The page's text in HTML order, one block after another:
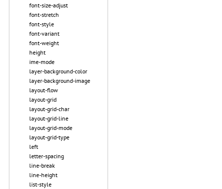
font-size-adjust
font-stretch
font-style
font-variant
font-weight
height
ime-mode
layer-background-color
layer-background-image
layout-flow
layout-grid
layout-grid-char
layout-grid-line
layout-grid-mode
layout-grid-type
left
letter-spacing
line-break
line-height
list-style